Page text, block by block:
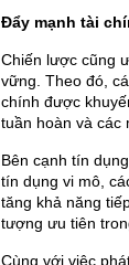
Đẩy mạnh tài
Chiến lược cũng
vững. Theo đó,
chính được
tuần hoàn và các
Bên cạnh tín
tín dụng vi mô,
tăng khả năng
tượng ưu tiên
Cùng với việc